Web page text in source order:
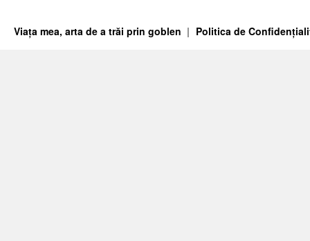
Viața mea, arta de a trăi prin goblen Politica de